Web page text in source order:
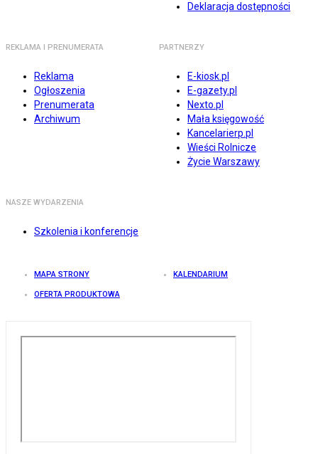
Deklaracja dostępności
REKLAMA I PRENUMERATA
Reklama
Ogłoszenia
Prenumerata
Archiwum
PARTNERZY
E-kiosk.pl
E-gazety.pl
Nexto.pl
Mała księgowość
Kancelarierp.pl
Wieści Rolnicze
Życie Warszawy
NASZE WYDARZENIA
Szkolenia i konferencje
MAPA STRONY KALENDARIUM
OFERTA PRODUKTOWA